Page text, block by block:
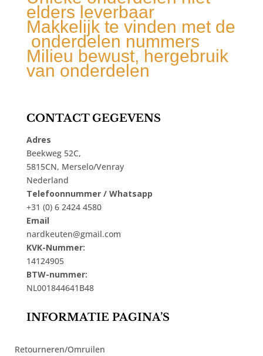
elders leverbaar
Makkelijk te vinden met de
onderdelen nummers
Milieu bewust, hergebruik
van onderdelen
CONTACT GEGEVENS
Adres
Beekweg 52C,
5815CN, Merselo/Venray
Nederland
Telefoonnummer / Whatsapp
+31 (0) 6 2424 4580
Email
nardkeuten@gmail.com
KVK-Nummer:
14124905
BTW-nummer:
NL001844641B48
INFORMATIE PAGINA’S
Retourneren/Omruilen